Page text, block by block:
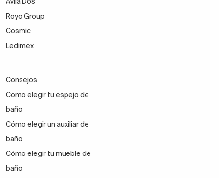
Royo Group
Cosmic
Ledimex
Consejos
Como elegir tu espejo de
baño
Cómo elegir un auxiliar de
baño
Cómo elegir tu mueble de
baño